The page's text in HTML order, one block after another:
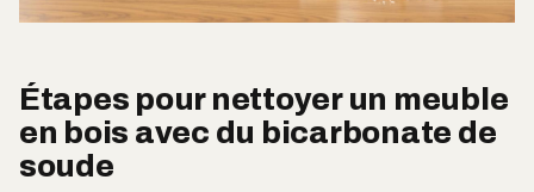
Étapes pour nettoyer un meuble
en bois avec du bicarbonate de
soude